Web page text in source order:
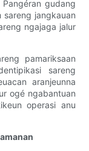
gudang
sareng jangkauan
ngajaga jalur
pamariksaan
sareng
aranjeunna
ogé ngabantuan
operasi anu